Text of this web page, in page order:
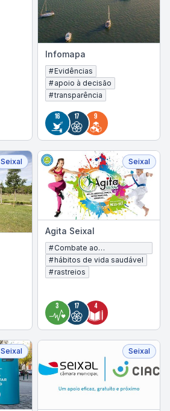
Infomapa
#Evidências
#apoio à decisão
#transparência
Seixal Seixal
Agita Seixal
#Combate ao
sedentarismo
#hábitos de vida saudável
#rastreios
Seixal Seixal